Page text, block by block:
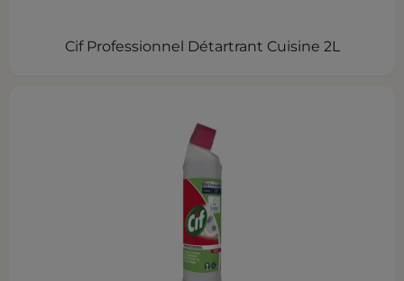
Cif Professionnel Détartrant Cuisine 2L